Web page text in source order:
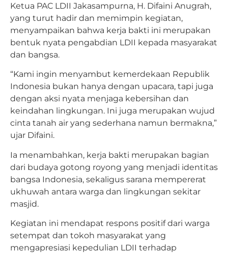
Ketua PAC LDII Jakasampurna, H. Difaini Anugrah,
yang turut hadir dan memimpin kegiatan,
menyampaikan bahwa kerja bakti ini merupakan
bentuk nyata pengabdian LDII kepada masyarakat
dan bangsa.
“Kami ingin menyambut kemerdekaan Republik
Indonesia bukan hanya dengan upacara, tapi juga
dengan aksi nyata menjaga kebersihan dan
keindahan lingkungan. Ini juga merupakan wujud
cinta tanah air yang sederhana namun bermakna,”
ujar Difaini.
Ia menambahkan, kerja bakti merupakan bagian
dari budaya gotong royong yang menjadi identitas
bangsa Indonesia, sekaligus sarana mempererat
ukhuwah antara warga dan lingkungan sekitar
masjid.
Kegiatan ini mendapat respons positif dari warga
setempat dan tokoh masyarakat yang
mengapresiasi kepedulian LDII terhadap